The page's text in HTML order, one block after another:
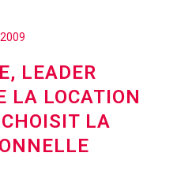
LEADER
LA LOCATION
LA